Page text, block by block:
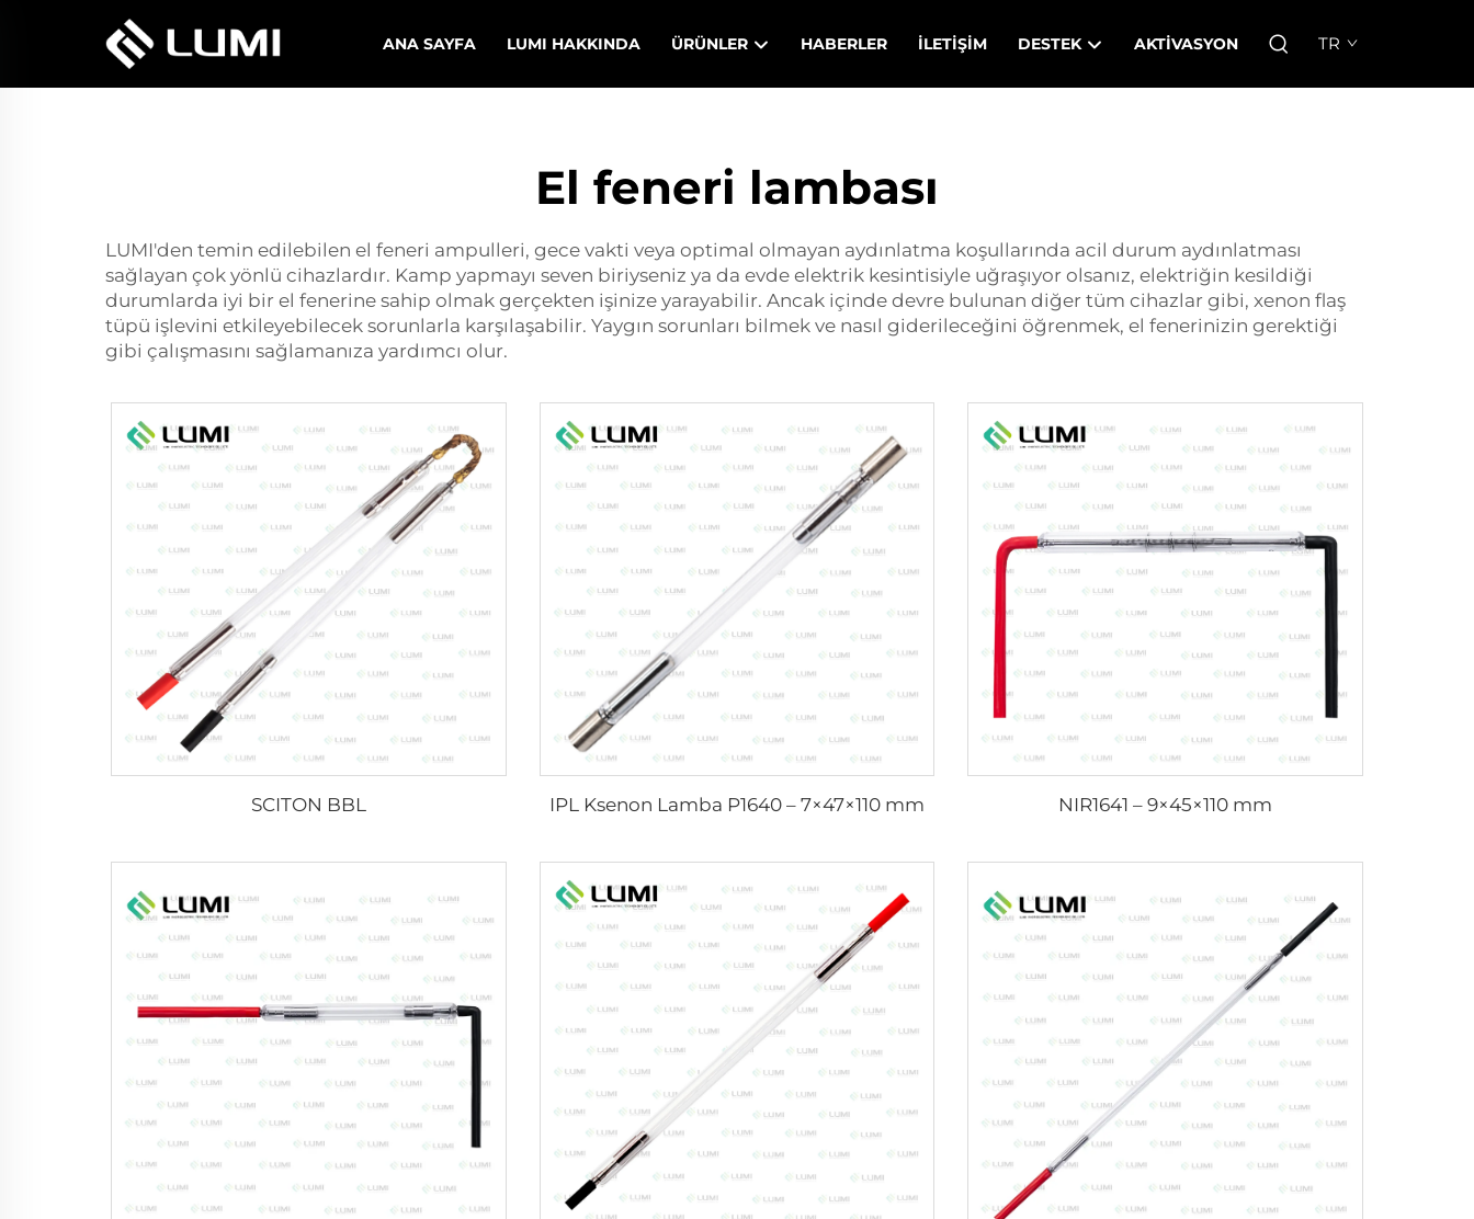
ANA SAYFA LUMI HAKKINDA ÜRÜNLER HABERLER İLETIŞIM DESTEK AKTIVASYON TR
El feneri lambası
LUMI'den temin edilebilen el feneri ampulleri, gece vakti veya optimal olmayan aydınlatma koşullarında acil durum aydınlatması
sağlayan çok yönlü cihazlardır. Kamp yapmayı seven biriyseniz ya da evde elektrik kesintisiyle uğraşıyor olsanız, elektriğin kesildiği
durumlarda iyi bir el fenerine sahip olmak gerçekten işinize yarayabilir. Ancak içinde devre bulunan diğer tüm cihazlar gibi, xenon flaş
tüpü işlevini etkileyebilecek sorunlarla karşılaşabilir. Yaygın sorunları bilmek ve nasıl giderileceğini öğrenmek, el fenerinizin gerektiği
gibi çalışmasını sağlamanıza yardımcı olur.
SCITON BBL IPL Ksenon Lamba P1640 – 7×47×110 mm NIR1641 – 9×45×110 mm